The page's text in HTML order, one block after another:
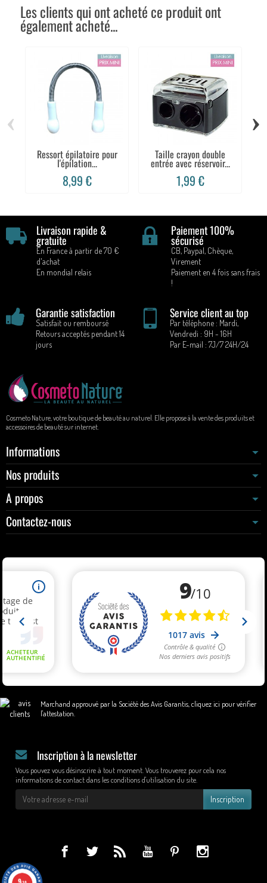
Les clients qui ont acheté ce produit ont
également acheté...
Ressort épilatoire pour
l'épilation...
8,99 €
Taille crayon double
entrée avec réservoir...
1,99 €
‹ ›
Livraison rapide &
gratuite
En France à partir de 70 €
d'achat
En mondial relais
Paiement 100%
sécurisé
CB, Paypal, Chèque,
Virement
Paiement en 4 fois sans frais
!
Garantie satisfaction
Satisfait ou remboursé
Retours acceptés pendant 14
jours
Service client au top
Par téléphone : Mardi,
Vendredi : 9H - 16H
Par E-mail : 7J/7 24H/24
Cosmeto Nature, votre boutique de beauté au naturel. Elle propose à la vente des produits et
accessoires de beauté sur internet.
Informations
Nos produits
A propos
Contactez-nous
Marchand approuvé par la Société des Avis Garantis, cliquez ici pour vérifier
l'attestation
Inscription à la newsletter
Vous pouvez vous désinscrire à tout moment. Vous trouverez pour cela nos
informations de contact dans les conditions d'utilisation du site.
Inscription
9